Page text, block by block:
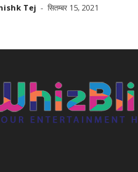
Tej - सितम्बर 15, 2021